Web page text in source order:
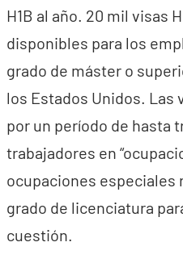
H1B al año. 20 mil visas
disponibles para los
grado de máster o
los Estados Unidos. Las
por un período de hasta
trabajadores en
ocupaciones especiales
grado de licenciatura
cuestión.